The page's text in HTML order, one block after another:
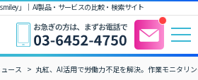
」｜ AI製品・サービスの比較・検索サイト
ース 丸紅、AI活用で労働力不足を解決。作業モニタリ